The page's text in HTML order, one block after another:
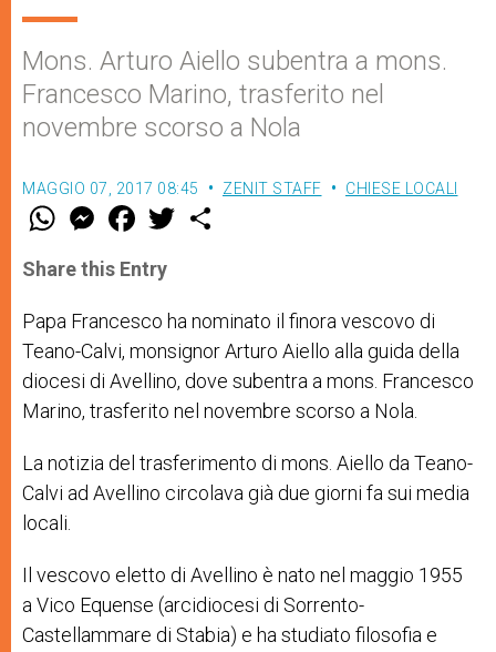
Mons. Arturo Aiello subentra a mons.
Francesco Marino, trasferito nel
novembre scorso a Nola
MAGGIO 07, 2017 08:45 ZENIT STAFF CHIESE LOCALI
W
t
s
p
p
M
e
s
e
g
e
r
F
a
e
b
o
k
w
r
Share this Entry
Papa Francesco ha nominato il finora vescovo di
Teano-Calvi, monsignor Arturo Aiello alla guida della
diocesi di Avellino, dove subentra a mons. Francesco
Marino, trasferito nel novembre scorso a Nola.
La notizia del trasferimento di mons. Aiello da Teano-
Calvi ad Avellino circolava già due giorni fa sui media
locali.
Il vescovo eletto di Avellino è nato nel maggio 1955
a Vico Equense (arcidiocesi di Sorrento-
Castellammare di Stabia) e ha studiato filosofia e